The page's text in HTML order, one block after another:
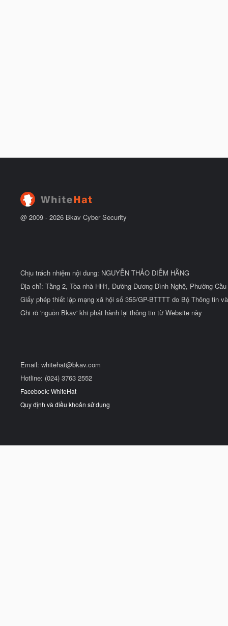
@ 2009 - 2026 Bkav Cyber Security
Chịu trách nhiệm nội dung: NGUYỄN THẢO DIỄM HẰNG
Địa chỉ: Tầng 2, Tòa nhà HH1, Đường Dương Đình Nghệ, Phường
Giấy phép thiết lập mạng xã hội số 355/GP-BTTTT do Bộ Thông tin
Ghi rõ 'nguồn Bkav' khi phát hành lại thông tin từ Website này
Email: whitehat@bkav.com
Hotline: (024) 3763 2552
Facebook: WhiteHat
Quy định và điều khoản sử dụng